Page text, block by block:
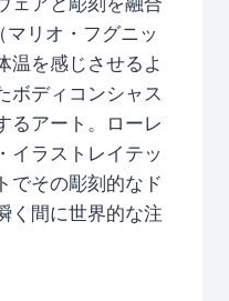
リオ・フグニッ
温を感じさせるよ
ボディコンシャス
るアート。ローレ
イラストレイテッ
でその彫刻的なド
く間に世界的な注